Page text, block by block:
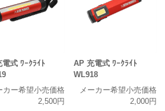
電式 ﾜｰｸﾗｲﾄ
カー希望小売価格
2,500円
AP 充電式 ﾜｰｸﾗｲﾄ
WL918
メーカー希望小売価格
2,000円